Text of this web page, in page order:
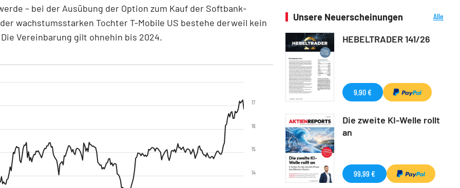
– bei der Ausübung der Option zum Kauf der Softbank-
wachstumsstarken Tochter T-Mobile US bestehe derweil kein
Vereinbarung gilt ohnehin bis 2024.
14
15
16
17
Unsere Neuerscheinungen
Alle
HEBELTRADER 141/26
9,90 €
Die zweite KI-Welle rollt
an
99,99 €